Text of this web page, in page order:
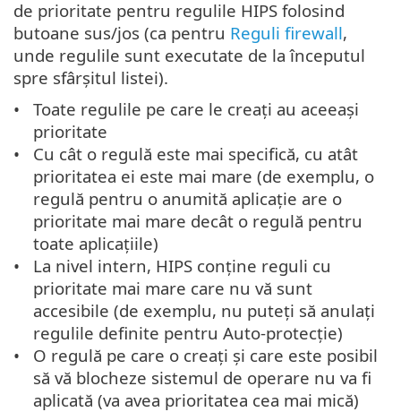
de prioritate pentru regulile HIPS folosind
butoane sus/jos (ca pentru Reguli firewall,
unde regulile sunt executate de la începutul
spre sfârșitul listei).
Toate regulile pe care le creați au aceeași
prioritate
Cu cât o regulă este mai specifică, cu atât
prioritatea ei este mai mare (de exemplu, o
regulă pentru o anumită aplicație are o
prioritate mai mare decât o regulă pentru
toate aplicațiile)
La nivel intern, HIPS conține reguli cu
prioritate mai mare care nu vă sunt
accesibile (de exemplu, nu puteți să anulați
regulile definite pentru Auto-protecție)
O regulă pe care o creați și care este posibil
să vă blocheze sistemul de operare nu va fi
aplicată (va avea prioritatea cea mai mică)